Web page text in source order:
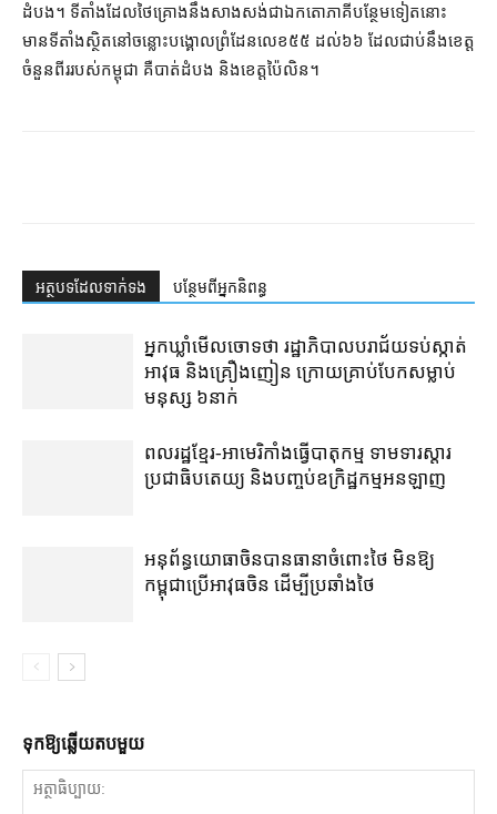
ដំបង។ ទីតាំងដែលថៃគ្រោងនឹងសាងសង់ជាឯកតោភាគីបន្ថែមទៀតនោះ
មានទីតាំងស្ថិតនៅចន្លោះបង្គោលព្រំដែនលេខ៥៥ ដល់៦៦ ដែលជាប់នឹងខេត្ត
ចំនួនពីររបស់កម្ពុជា គឺបាត់ដំបង និងខេត្តប៉ៃលិន។
អត្ថបទ​ដែល​ទាក់ទង បន្ថែម​ពី​អ្នកនិពន្ធ
អ្នកឃ្លាំមើលចោទថា រដ្ឋាភិបាលបរាជ័យទប់ស្កាត់
អាវុធ និងគ្រឿងញៀន ក្រោយគ្រាប់បែកសម្លាប់
មនុស្ស ៦នាក់
ពលរដ្ឋខ្មែរ-អាមេរិកាំងធ្វើបាតុកម្ម ទាមទារស្ដារ
ប្រជាធិបតេយ្យ និងបញ្ចប់ឧក្រិដ្ឋកម្មអនឡាញ
អនុព័ន្ធយោធាចិនបានធានាចំពោះថៃ មិនឱ្យ
កម្ពុជាប្រើអាវុធចិន ដើម្បីប្រឆាំងថៃ
ទុក​ឱ្យ​ឆ្លើយ​តប​មួយ